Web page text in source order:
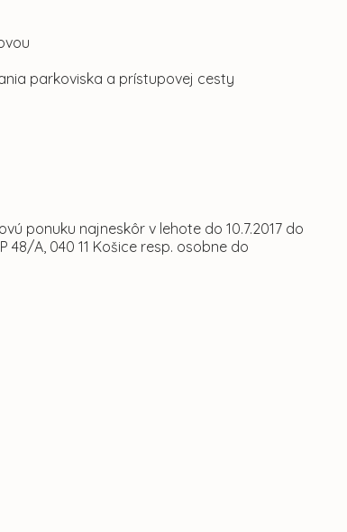
parkoviska a prístupovej cesty
ponuku najneskôr v lehote do 10.7.2017 do
48/A, 040 11 Košice resp. osobne do